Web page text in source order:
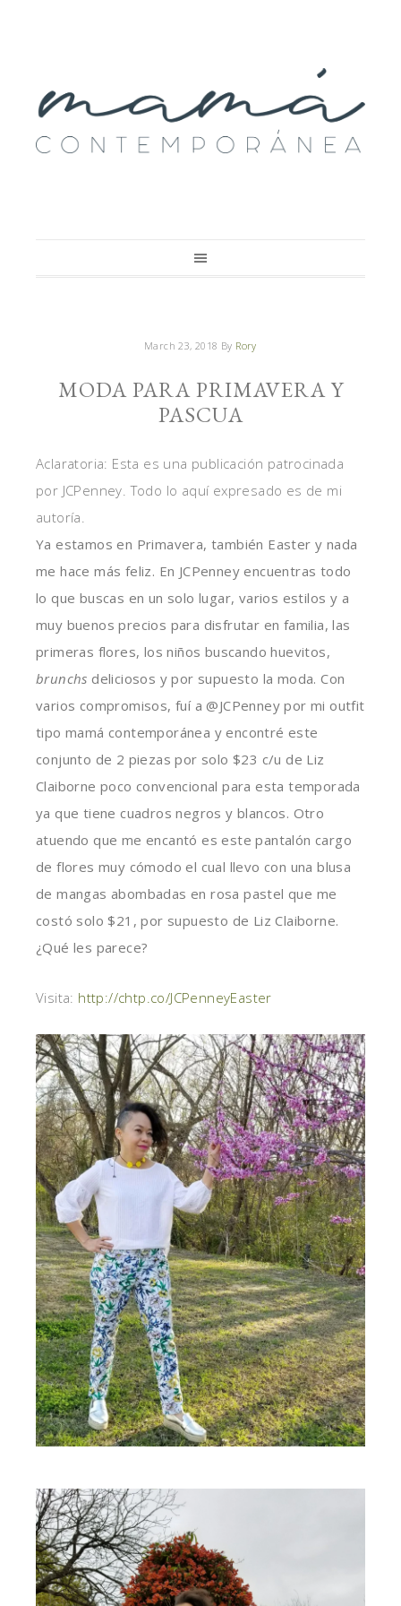
March 23, 2018 By Rory
MODA PARA PRIMAVERA Y
PASCUA
Aclaratoria: Esta es una publicación patrocinada
por JCPenney. Todo lo aquí expresado es de mi
autoría.
Ya estamos en Primavera, también Easter y nada
me hace más feliz. En JCPenney encuentras todo
lo que buscas en un solo lugar, varios estilos y a
muy buenos precios para disfrutar en familia, las
primeras flores, los niños buscando huevitos,
brunchs deliciosos y por supuesto la moda. Con
varios compromisos, fuí a @JCPenney por mi outfit
tipo mamá contemporánea y encontré este
conjunto de 2 piezas por solo $23 c/u de Liz
Claiborne poco convencional para esta temporada
ya que tiene cuadros negros y blancos. Otro
atuendo que me encantó es este pantalón cargo
de flores muy cómodo el cual llevo con una blusa
de mangas abombadas en rosa pastel que me
costó solo $21, por supuesto de Liz Claiborne.
¿Qué les parece?
Visita: http://chtp.co/JCPenneyEaster